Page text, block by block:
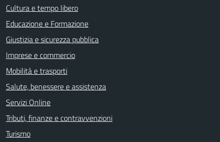
Cultura e tempo libero
Educazione e Formazione
Giustizia e sicurezza pubblica
Imprese e commercio
Mobilità e trasporti
Salute, benessere e assistenza
Servizi Online
Tributi, finanze e contravvenzioni
Turismo